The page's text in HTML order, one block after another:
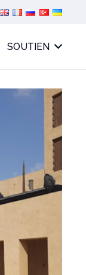
SOUTIEN